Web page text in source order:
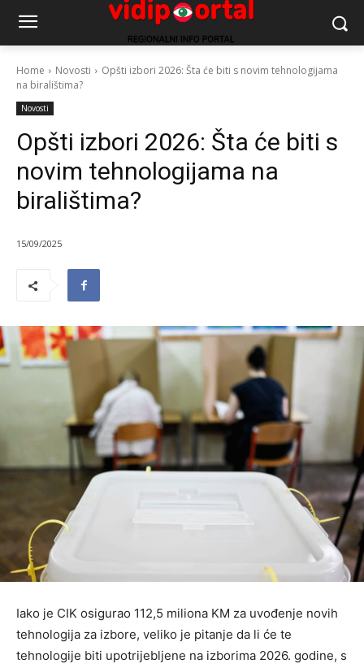
Home Novosti
Opšti izbori 2026: Šta će biti s novim tehnologijama
na biralištima?
Novosti
Opšti izbori 2026: Šta će biti s
novim tehnologijama na
biralištima?
15/09/2025
Iako je CIK osigurao 112,5 miliona KM za uvođenje novih
tehnologija za izbore, veliko je pitanje da li će te
tehnologije biti upotrijebljene na izborima 2026. godine, s